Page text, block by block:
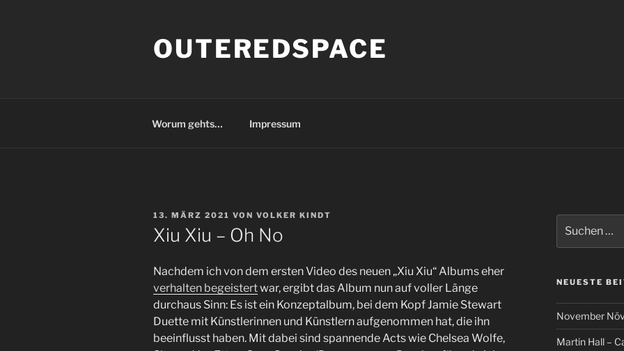
OUTEREDSPACE
Worum gehts… Impressum
VERÖFFENTLICHT
AM
13. MÄRZ 2021 VON VOLKER KINDT
Xiu Xiu – Oh No
Nachdem ich von dem ersten Video des neuen „Xiu Xiu“ Albums eher
verhalten begeistertwar, ergibt das Album nun auf voller Länge
durchaus Sinn: Es ist ein Konzeptalbum, bei dem Kopf Jamie Stewart
Duette mit Künstlerinnen und Künstlern aufgenommen hat, die ihn
beeinflusst haben. Mit dabei sind spannende Acts wie Chelsea Wolfe,
nach:
NEUESTE
November
Martin Hall –